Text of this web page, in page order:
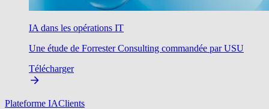
IA dans les opérations IT
Une étude de Forrester Consulting commandée par USU
Télécharger
Plateforme IAClients